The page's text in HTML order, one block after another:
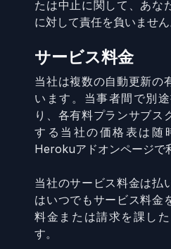
たは中止に関して、あな
に対して責任を負いません
サービス料金
当社は複数の自動更新の
います。当事者間で別
り、各有料プランサブス
する当社の価格表は随
Herokuアドオンページで
当社のサービス料金は払
はいつでもサービス料金
料金または請求を課し
す。